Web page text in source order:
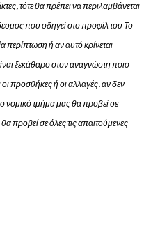
τότε θα πρέπει να περιλαμβάνεται
που οδηγεί στο προφίλ του Το
περίπτωση ή αν αυτό κρίνεται
ξεκάθαρο στον αναγνώστη ποιο
οι προσθήκες ή οι αλλαγές. αν δεν
νομικό τμήμα μας θα προβεί σε
προβεί σε όλες τις απαιτούμενες